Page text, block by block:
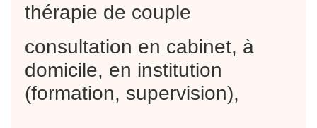
thérapie de couple
consultation en cabinet, à
domicile, en institution
(formation, supervision),